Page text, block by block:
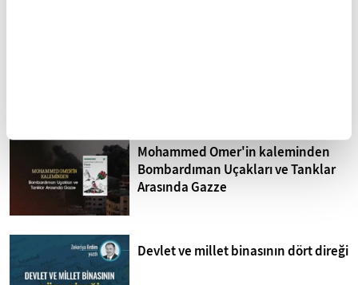
Mohammed Omer'in kaleminden
Bombardıman Uçakları ve Tanklar
Arasında Gazze
Devlet ve millet binasının dört direği